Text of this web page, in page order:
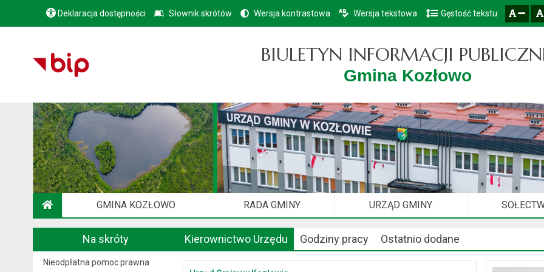
Przejdź do głównego menu
Przejdź do treści
Przejdź do mapy serwisu
Deklaracja dostępności Słownik skrótów Wersja kontrastowa Wersja tekstowa Gęstość tekstu
BIULETYN INFORMACJI
Gmina Kozłowo
GMINA KOZŁOWO RADA GMINY URZĄD GMINY
Na skróty
Nieodpłatna pomoc prawna
Kierownictwo Urzędu Godziny pracy Ostatnio dodane